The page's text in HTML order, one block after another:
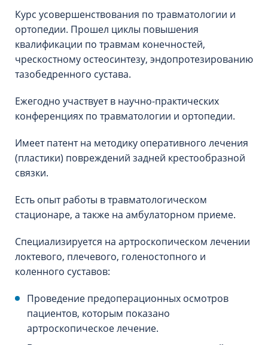
Курс усовершенствования по травматологии и
ортопедии. Прошел циклы повышения
квалификации по травмам конечностей,
чрескостному остеосинтезу, эндопротезированию
тазобедренного сустава.
Ежегодно участвует в научно-практических
конференциях по травматологии и ортопедии.
Имеет патент на методику оперативного лечения
(пластики) повреждений задней крестообразной
связки.
Есть опыт работы в травматологическом
стационаре, а также на амбулаторном приеме.
Специализируется на артроскопическом лечении
локтевого, плечевого, голеностопного и
коленного суставов:
Проведение предоперационных осмотров
пациентов, которым показано
артроскопическое лечение.